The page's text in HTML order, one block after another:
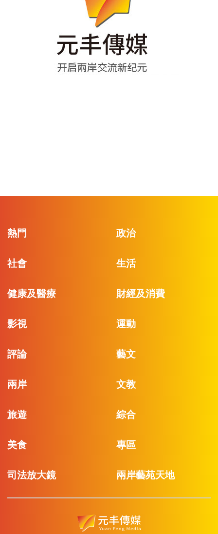
熱門 政治
社會 生活
健康及醫療 財經及消費
影視 運動
評論 藝文
兩岸 文教
旅遊 綜合
美食 專區
司法放大鏡 兩岸藝苑天地